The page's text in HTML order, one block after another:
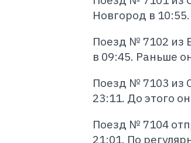
Новгород в
Поезд № 7102 из
в 09:45. Раньше
Поезд № 7103 из
23:11. До этого
Поезд № 7104
21:01. По